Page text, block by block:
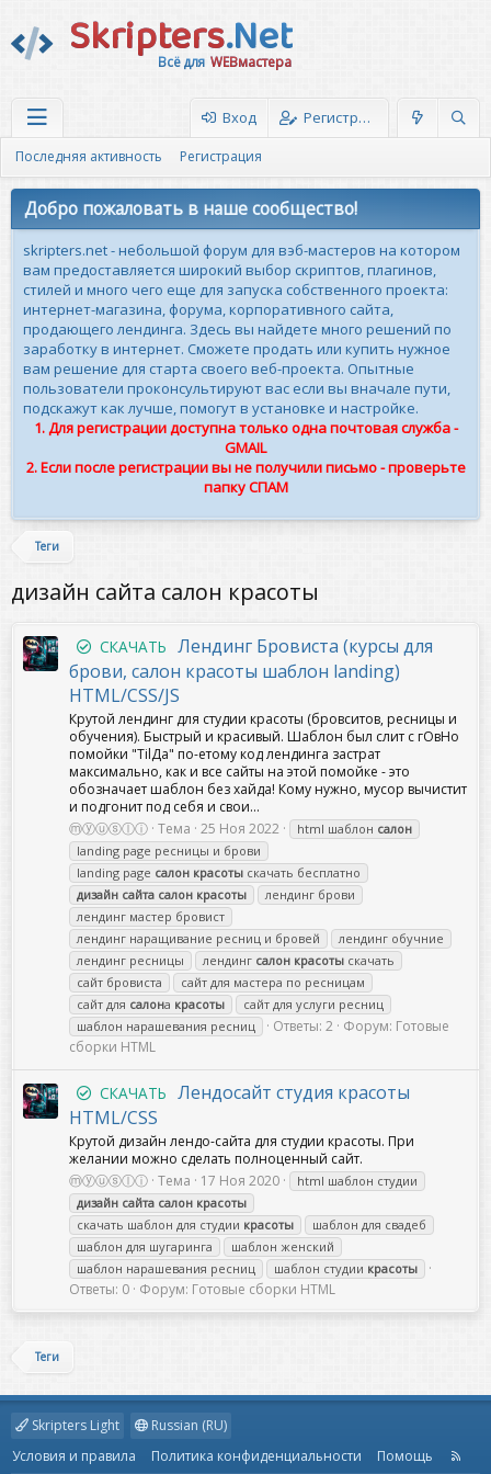
Skripters.Net
Всё для WEBмастера
Вход Регистрация
Последняя активность Регистрация
Добро пожаловать в наше сообщество!
skripters.net - небольшой форум для вэб-мастеров на котором
вам предоставляется широкий выбор скриптов, плагинов,
стилей и много чего еще для запуска собственного проекта:
интернет-магазина, форума, корпоративного сайта,
продающего лендинга. Здесь вы найдете много решений по
заработку в интернет. Сможете продать или купить нужное
вам решение для старта своего веб-проекта. Опытные
пользователи проконсультируют вас если вы вначале пути,
подскажут как лучше, помогут в установке и настройке.
1. Для регистрации доступна только одна почтовая служба -
GMAIL
2. Если после регистрации вы не получили письмо - проверьте
папку СПАМ
Теги
дизайн сайта салон красоты
СКАЧАТЬ Лендинг Бровиста (курсы для
брови, салон красоты шаблон landing)
HTML/CSS/JS
Крутой лендинг для студии красоты (бровситов, ресницы и
обучения). Быстрый и красивый. Шаблон был слит с гОвНо
помойки "TilДa" по-етому код лендинга застрат
максимально, как и все сайты на этой помойке - это
обозначает шаблон без хайда! Кому нужно, мусор вычистит
и подгонит под себя и свои...
ⓜⓨⓤⓢⓛⓘ Тема 25 Ноя 2022 html шаблон салон
landing page ресницы и брови
landing page салон красоты скачать бесплатно
дизайн сайта салон красоты
лендинг брови
лендинг мастер бровист
лендинг наращивание ресниц и бровей
лендинг обучние
лендинг ресницы
лендинг салон красоты скачать
сайт бровиста
сайт для мастера по ресницам
сайт для салона красоты
сайт для услуги ресниц
шаблон нарашевания ресниц
Ответы: 2 Форум: Готовые
сборки HTML
СКАЧАТЬ Лендосайт студия красоты
HTML/CSS
Крутой дизайн лендо-сайта для студии красоты. При
желании можно сделать полноценный сайт.
ⓜⓨⓤⓢⓛⓘ Тема 17 Ноя 2020
html шаблон студии
дизайн сайта салон красоты
скачать шаблон для студии красоты
шаблон для свадеб
шаблон для шугаринга
шаблон женский
шаблон нарашевания ресниц
шаблон студии красоты
Ответы: 0 Форум: Готовые сборки HTML
Теги
Skripters Light
Russian (RU)
Условия и правила
Политика конфиденциальности Помощь
R